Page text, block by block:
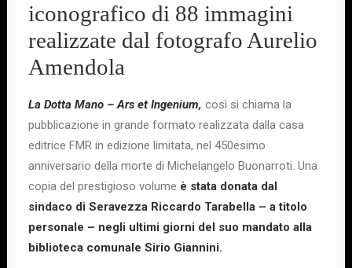
iconografico di 88 immagini
realizzate dal fotografo Aurelio
Amendola
La Dotta Mano – Ars et Ingenium, così si chiama la
pubblicazione in grande formato realizzata dalla casa
editrice FMR in edizione limitata, nel 450esimo
anniversario della morte di Michelangelo Buonarroti. Una
copia del prestigioso volume è stata donata dal
sindaco di Seravezza Riccardo Tarabella – a titolo
personale – negli ultimi giorni del suo mandato alla
biblioteca comunale Sirio Giannini.